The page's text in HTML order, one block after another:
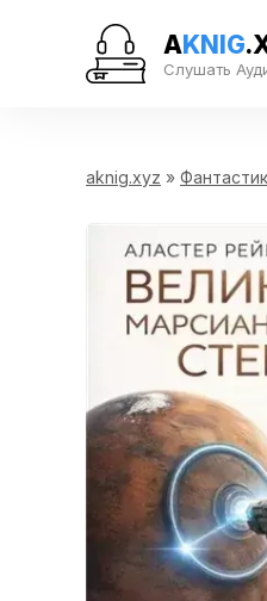
AKNIG
Слушать
aknig.xyz »